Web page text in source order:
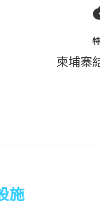
柬埔寨
施